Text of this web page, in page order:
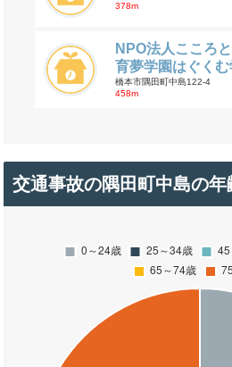
378m
NPO法人こころ
育夢学園はぐく
橋本市隅田町中島122-4
458m
交通事故の隅田町中島の年